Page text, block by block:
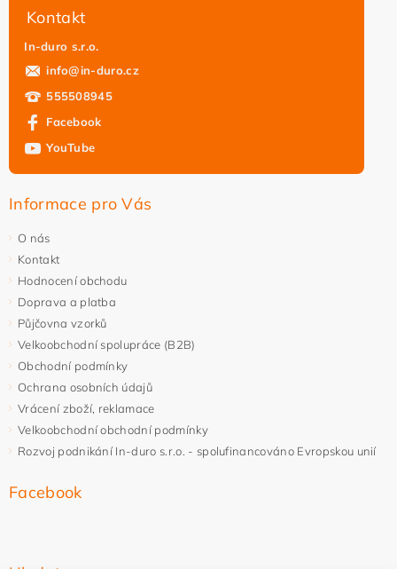
Kontakt
In-duro s.r.o.
info@in-duro.cz
555508945
Facebook
YouTube
Informace pro Vás
O nás
Kontakt
Hodnocení obchodu
Doprava a platba
Půjčovna vzorků
Velkoobchodní spolupráce (B2B)
Obchodní podmínky
Ochrana osobních údajů
Vrácení zboží, reklamace
Velkoobchodní obchodní podmínky
Rozvoj podnikání In-duro s.r.o. - spolufinancováno Evropskou unií
Facebook